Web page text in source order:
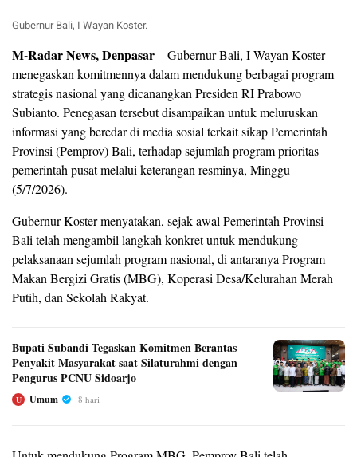
Gubernur Bali, I Wayan Koster.
M-Radar News, Denpasar– Gubernur Bali, I Wayan Koster
menegaskan komitmennya dalam mendukung berbagai program
strategis nasional yang dicanangkan Presiden RI Prabowo
Subianto. Penegasan tersebut disampaikan untuk meluruskan
informasi yang beredar di media sosial terkait sikap Pemerintah
Provinsi (Pemprov) Bali, terhadap sejumlah program prioritas
pemerintah pusat melalui keterangan resminya, Minggu
(5/7/2026).
Gubernur Koster menyatakan, sejak awal Pemerintah Provinsi
Bali telah mengambil langkah konkret untuk mendukung
pelaksanaan sejumlah program nasional, di antaranya Program
Makan Bergizi Gratis (MBG), Koperasi Desa/Kelurahan Merah
Putih, dan Sekolah Rakyat.
Bupati Subandi Tegaskan Komitmen Berantas
Penyakit Masyarakat saat Silaturahmi dengan
Pengurus PCNU Sidoarjo
U Umum 8 hari